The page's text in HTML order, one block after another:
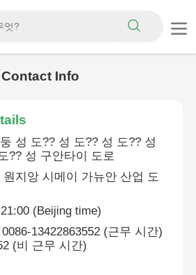
Contact Info
성 도?? 성 도?? 성 도?? 성
?? 성 구안타이 도로
원지앙 시메이 가뉴안 산업 도
(Beijing time)
0086-13422863552 (근무 시간)
(비 근무 시간)